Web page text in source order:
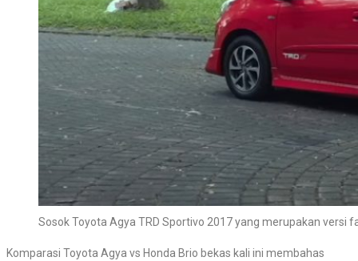
Sosok Toyota Agya TRD Sportivo 2017 yang merupakan versi
Komparasi Toyota Agya vs Honda Brio bekas kali ini membahas